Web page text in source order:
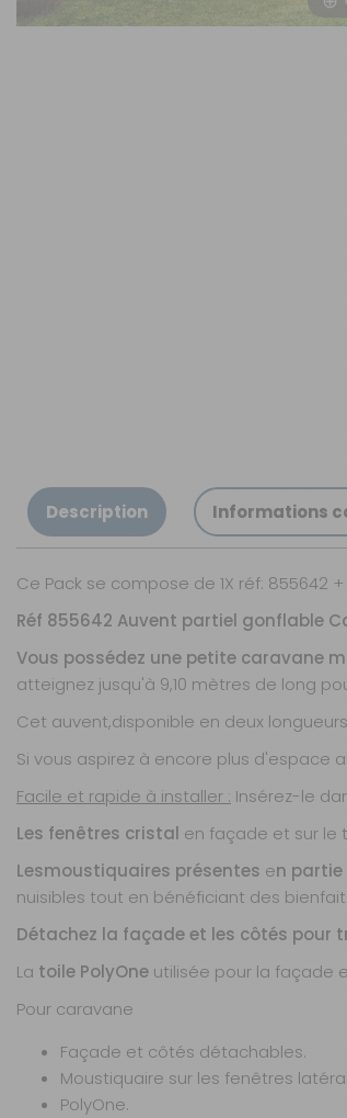
MOUSTIQUAIRES
Description Informations
Ce Pack se compose de 1X réf: 855642 +
Réf 855642 Auvent partiel gonflable
Vous possédez une petite caravane
atteignez jusqu'à 9,10 mètres de long
Cet auvent,disponible en deux
Si vous aspirez à encore plus d'espace
Facile et rapide à installer : Insérez-le
Les fenêtres cristal en façade et sur le
Lesmoustiquaires présentes en partie
nuisibles tout en bénéficiant des
Détachez la façade et les côtés pour
La toile PolyOne utilisée pour la façade
Pour caravane
Façade et côtés détachables.
Moustiquaire sur les fenêtres
PolyOne.